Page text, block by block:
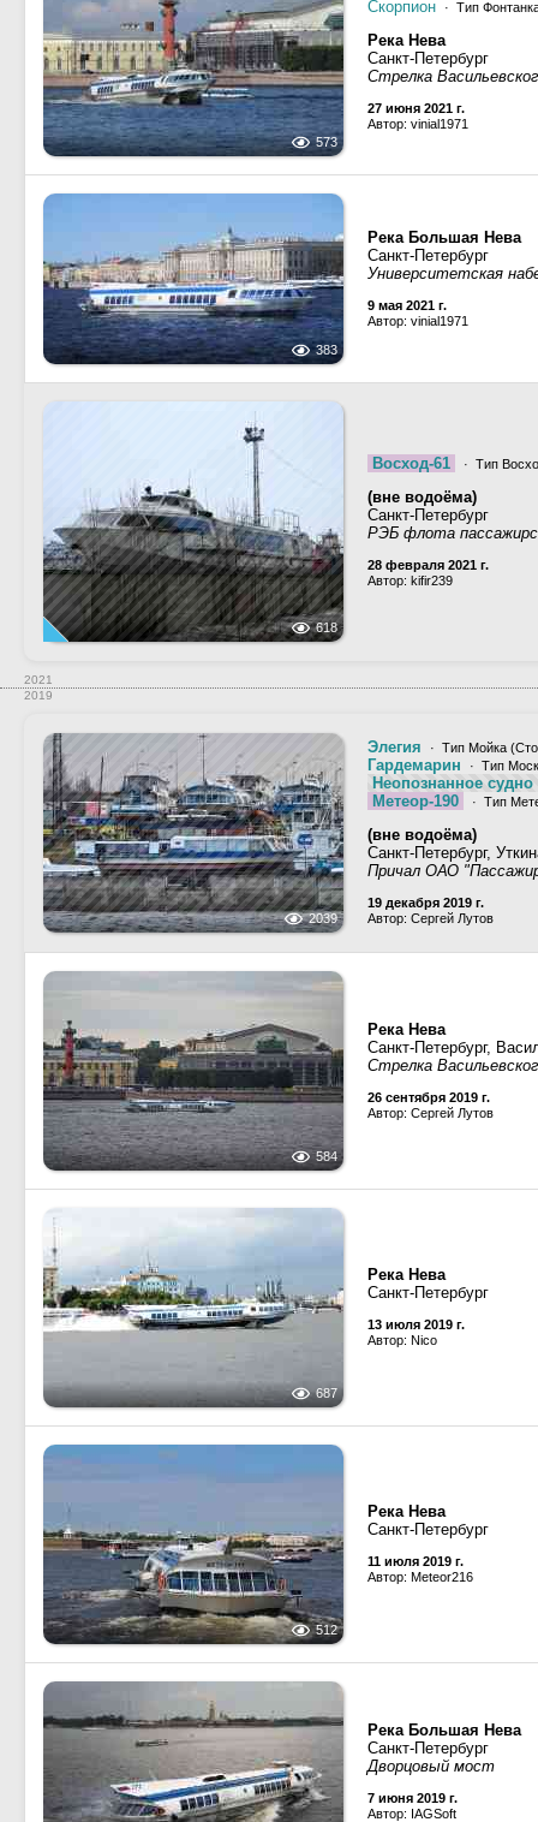
573
Скорпион · Тип
Река Нева
Санкт-Петербург
Стрелка
27 июня 2021 г.
Автор: vinial1971
383
Река Большая Нева
Санкт-Петербург
Университетская
9 мая 2021 г.
Автор: vinial1971
618
Восход-61 · Тип
(вне водоёма)
Санкт-Петербург
РЭБ флота
28 февраля 2021 г.
Автор: kifir239
2021
2019
2039
Элегия · Тип Мойка
Гардемарин · Тип
Неопознанное
Метеор-190
· Тип
(вне водоёма)
Санкт-Петербург,
Причал ОАО
19 декабря 2019 г.
Автор: Сергей Лутов
584
Река Нева
Санкт-Петербург,
Стрелка
26 сентября 2019 г.
Автор: Сергей Лутов
687
Река Нева
Санкт-Петербург
13 июля 2019 г.
Автор: Nico
512
Река Нева
Санкт-Петербург
11 июля 2019 г.
Автор: Meteor216
Река Большая Нева
Санкт-Петербург
Дворцовый мост
7 июня 2019 г.
Автор: IAGSoft